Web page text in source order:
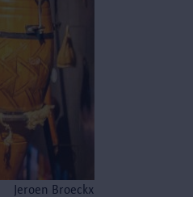
Jeroen Broeckx